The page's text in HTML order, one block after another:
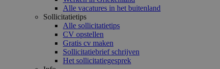
Alle vacatures in het buitenland
Sollicitatietips
Alle sollicitatietips
CV opstellen
Gratis cv maken
Sollicitatiebrief schrijven
Het sollicitatiegesprek